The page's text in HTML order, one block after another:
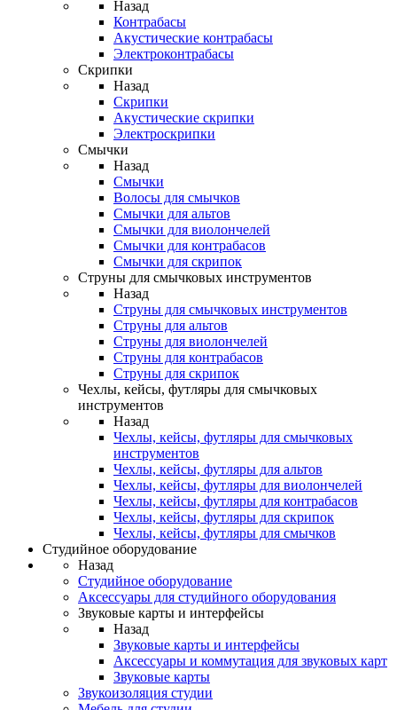
Назад
Контрабасы
Акустические контрабасы
Электроконтрабасы
Скрипки
Назад
Скрипки
Акустические скрипки
Электроскрипки
Смычки
Назад
Смычки
Волосы для смычков
Смычки для альтов
Смычки для виолончелей
Смычки для контрабасов
Смычки для скрипок
Струны для смычковых инструментов
Назад
Струны для смычковых инструментов
Струны для альтов
Струны для виолончелей
Струны для контрабасов
Струны для скрипок
Чехлы, кейсы, футляры для смычковых
инструментов
Назад
Чехлы, кейсы, футляры для смычковых
инструментов
Чехлы, кейсы, футляры для альтов
Чехлы, кейсы, футляры для виолончелей
Чехлы, кейсы, футляры для контрабасов
Чехлы, кейсы, футляры для скрипок
Чехлы, кейсы, футляры для смычков
Студийное оборудование
Назад
Студийное оборудование
Аксессуары для студийного оборудования
Звуковые карты и интерфейсы
Назад
Звуковые карты и интерфейсы
Аксессуары и коммутация для звуковых карт
Звуковые карты
Звукоизоляция студии